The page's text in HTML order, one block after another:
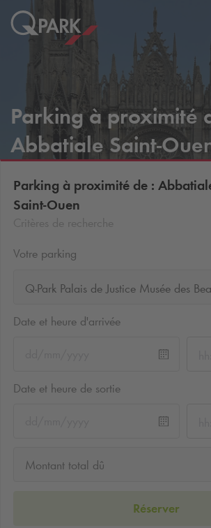
Parking à proximité
Abbatiale Saint-
Parking à proximité de :
Saint-Ouen
Votre parking
Q-Park Palais de Justice Musée des
Date et heure d'arrivée
Date et heure de sortie
Montant total dû
Réserver